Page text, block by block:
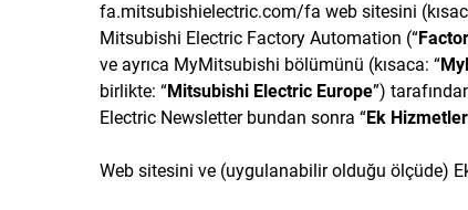
fa.mitsubishielectric.com/fa web sitesini
Mitsubishi Electric Factory Automation (“
ve ayrıca MyMitsubishi bölümünü (kısaca: “
birlikte: “Mitsubishi Electric Europe”)
Electric Newsletter bundan sonra “Ek Hizmetler
Web sitesini ve (uygulanabilir olduğu ölçüde)